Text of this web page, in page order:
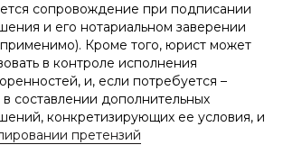
сопровождение при подписании
и его нотариальном заверении
Кроме того, юрист может
в контроле исполнения
и, если потребуется –
составлении дополнительных
конкретизирующих ее условия, и
претензий